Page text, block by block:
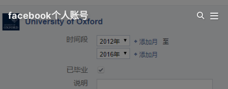
facebook个人账号